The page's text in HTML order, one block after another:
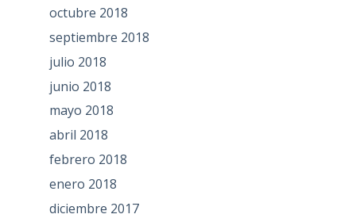
octubre 2018
septiembre 2018
julio 2018
junio 2018
mayo 2018
abril 2018
febrero 2018
enero 2018
diciembre 2017